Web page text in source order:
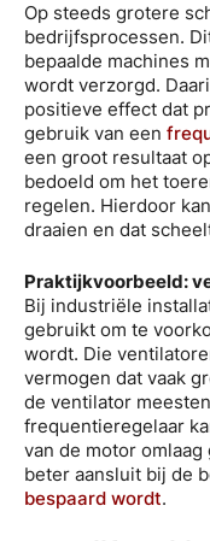
Op steeds grotere
bedrijfsprocessen.
bepaalde machines
wordt verzorgd.
positieve effect dat
gebruik van een
een groot resultaat
bedoeld om het
regelen. Hierdoor
draaien en dat
Praktijkvoorbeeld:
Bij industriële
gebruikt om te
wordt. Die
vermogen dat vaak
de ventilator
frequentieregelaar
van de motor
beter aansluit bij de
bespaard wordt.